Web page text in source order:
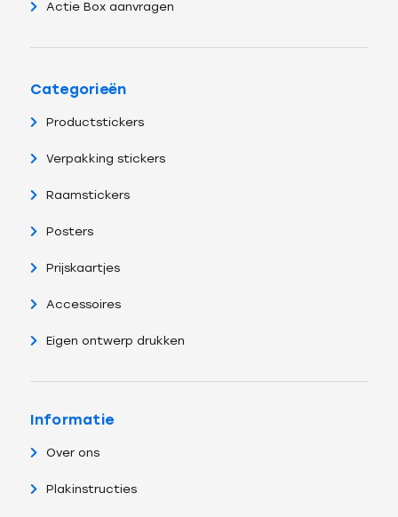
Actie Box aanvragen
Categorieën
Productstickers
Verpakking stickers
Raamstickers
Posters
Prijskaartjes
Accessoires
Eigen ontwerp drukken
Informatie
Over ons
Plakinstructies